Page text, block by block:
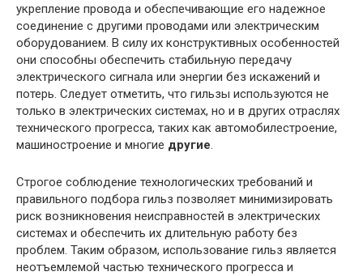
укрепление провода и обеспечивающие его надежное
соединение с другими проводами или электрическим
оборудованием. В силу их конструктивных особенностей
они способны обеспечить стабильную передачу
электрического сигнала или энергии без искажений и
потерь. Следует отметить, что гильзы используются не
только в электрических системах, но и в других отраслях
технического прогресса, таких как автомобилестроение,
машиностроение и многие другие.
Строгое соблюдение технологических требований и
правильного подбора гильз позволяет минимизировать
риск возникновения неисправностей в электрических
системах и обеспечить их длительную работу без
проблем. Таким образом, использование гильз является
неотъемлемой частью технического прогресса и